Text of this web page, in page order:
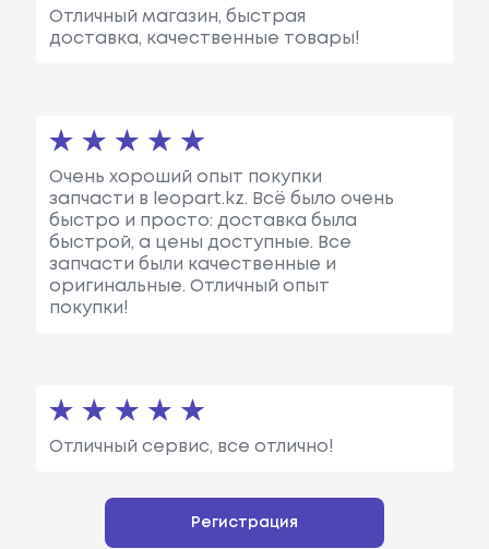
Отличный магазин, быстрая
доставка, качественные товары!
Очень хороший опыт покупки
запчасти в leopart.kz. Всё было очень
быстро и просто: доставка была
быстрой, а цены доступные. Все
запчасти были качественные и
оригинальные. Отличный опыт
покупки!
Отличный сервис, все отлично!
Регистрация